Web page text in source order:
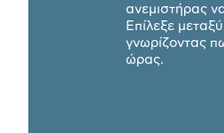
ανεμιστήρας
Επίλεξε
γνωρίζοντας
ώρας.